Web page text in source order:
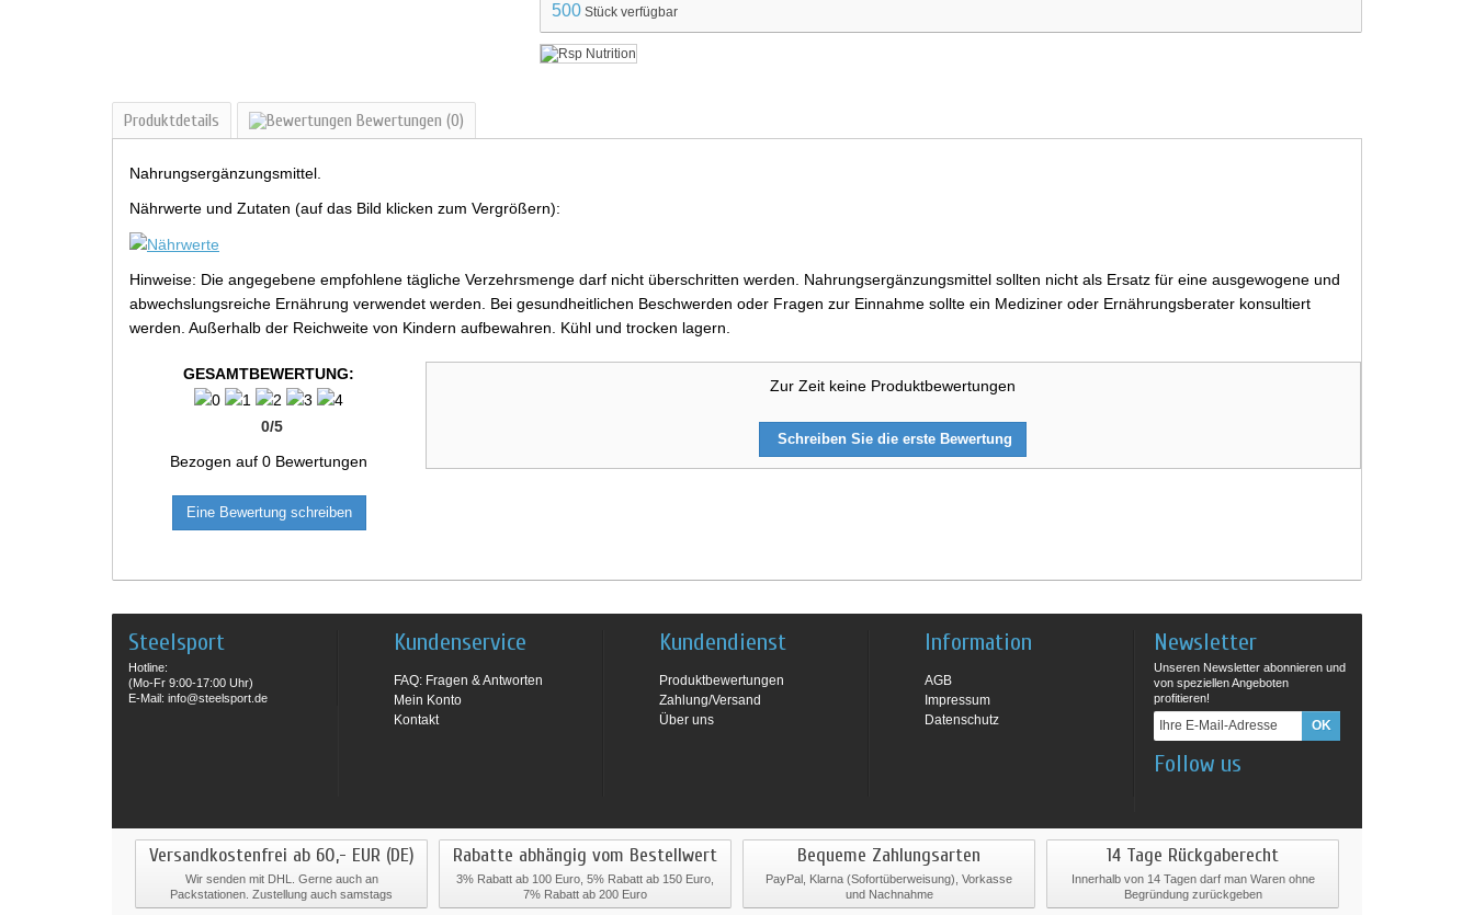
500 Stück verfügbar
Produktdetails Bewertungen (0)
Nahrungsergänzungsmittel.
Nährwerte und Zutaten (auf das Bild klicken zum Vergrößern):
Hinweise: Die angegebene empfohlene tägliche Verzehrsmenge darf nicht überschritten werden. Nahrungsergänzungsmittel sollten nicht als Ersatz für eine ausgewogene und
abwechslungsreiche Ernährung verwendet werden. Bei gesundheitlichen Beschwerden oder Fragen zur Einnahme sollte ein Mediziner oder Ernährungsberater konsultiert
werden. Außerhalb der Reichweite von Kindern aufbewahren. Kühl und trocken lagern.
GESAMTBEWERTUNG:
0/5
Bezogen auf0 Bewertungen
Eine Bewertung schreiben
Zur Zeit keine Produktbewertungen
Schreiben Sie die erste Bewertung
Steelsport
Hotline:
(Mo-Fr 9:00-17:00 Uhr)
E-Mail: info@steelsport.de
Kundenservice
FAQ: Fragen & Antworten
Mein Konto
Kontakt
Kundendienst
Produktbewertungen
Zahlung/Versand
Über uns
Information
AGB
Impressum
Datenschutz
Newsletter
Unseren Newsletter abonnieren und
von speziellen Angeboten
profitieren!
Follow us
Versandkostenfrei ab 60,- EUR (DE)
Wir senden mit DHL. Gerne auch an
Packstationen. Zustellung auch samstags
Rabatte abhängig vom Bestellwert
3% Rabatt ab 100 Euro, 5% Rabatt ab 150 Euro,
7% Rabatt ab 200 Euro
Bequeme Zahlungsarten
PayPal, Klarna (Sofortüberweisung), Vorkasse
und Nachnahme
14 Tage Rückgaberecht
Innerhalb von 14 Tagen darf man Waren ohne
Begründung zurückgeben